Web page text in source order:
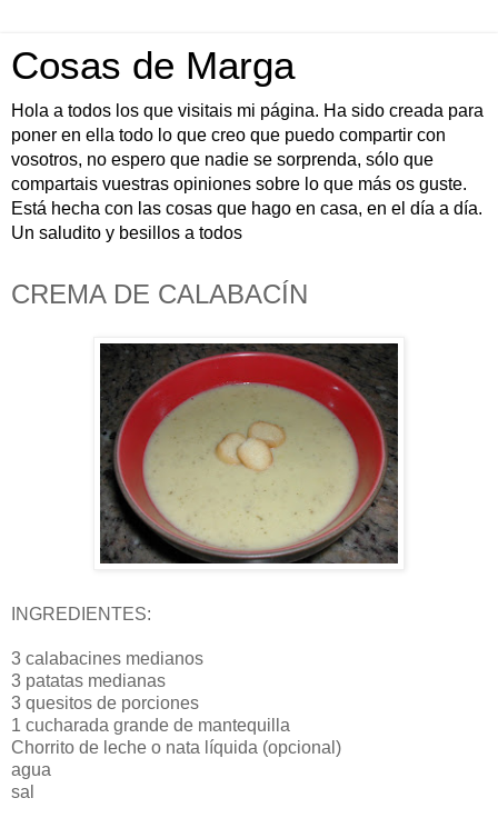
Cosas de Marga
Hola a todos los que visitais mi página. Ha sido creada para
poner en ella todo lo que creo que puedo compartir con
vosotros, no espero que nadie se sorprenda, sólo que
compartais vuestras opiniones sobre lo que más os guste.
Está hecha con las cosas que hago en casa, en el día a día.
Un saludito y besillos a todos
CREMA DE CALABACÍN
INGREDIENTES:
3 calabacines medianos
3 patatas medianas
3 quesitos de porciones
1 cucharada grande de mantequilla
Chorrito de leche o nata líquida (opcional)
agua
sal